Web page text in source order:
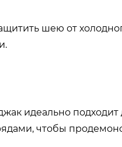
шею от
идеально
чтобы